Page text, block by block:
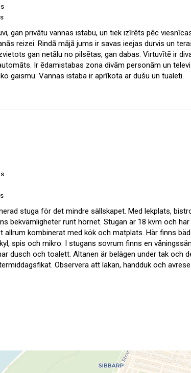
gan privātu vannas istabu, un tiek izīrēts pēc
reizei. Rindā mājā jums ir savas ieejas durvis un
gan netālu no pilsētas, gan dabas. Virtuvītē ir
Ir ēdamistabas zona divām personām un
gaismu. Vannas istaba ir aprīkota ar dušu un tualeti.
stuga för det mindre sällskapet. Med lekplats,
bekvämligheter runt hörnet. Stugan är 18 kvm och
allrum kombinerat med kök och matplats. Här finns
spis och mikro. I stugans sovrum finns en
dusch och toalett. Altanen är belägen under tak och
Observera att lakan, handduk och